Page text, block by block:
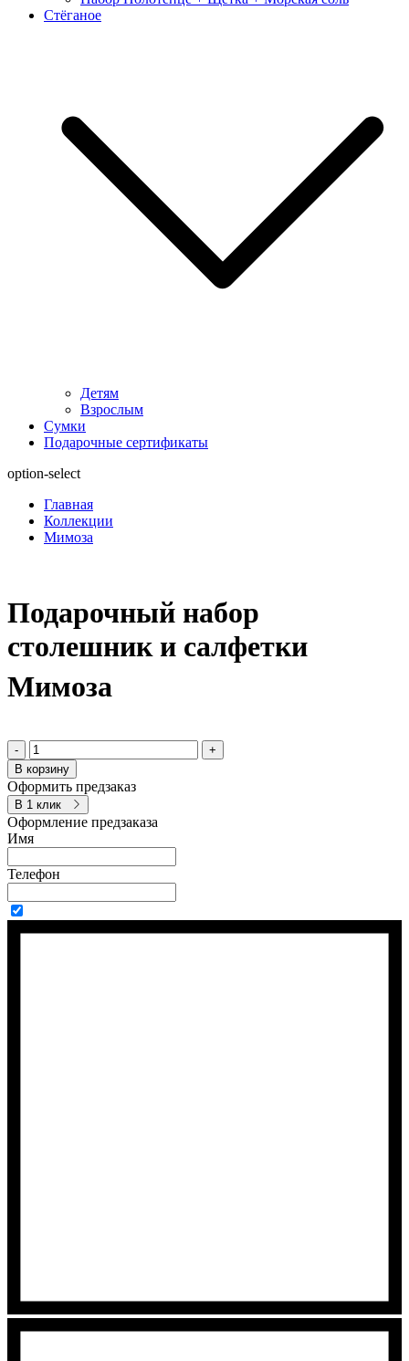
Стёганое
Детям
Взрослым
Сумки
Подарочные сертификаты
option-select
Главная
Коллекции
Мимоза
Подарочный набор
столешник и салфетки
Мимоза
-
+
В корзину
Оформить предзаказ
В 1 клик
Оформление предзаказа
Имя
Телефон